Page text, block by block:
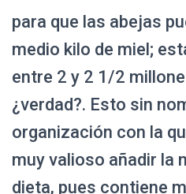
para que las abejas
medio kilo de miel;
entre 2 y 2 1/2
¿verdad?. Esto sin
organización con la
muy valioso añadir la
dieta, pues contiene